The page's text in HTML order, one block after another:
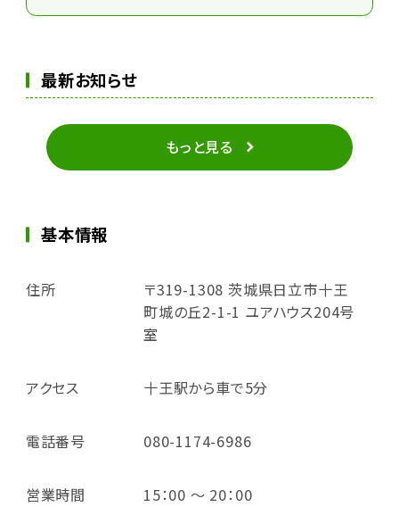
最新お知らせ
もっと見る
基本情報
住所
〒319-1308 茨城県日立市十王
町城の丘2-1-1 ユアハウス204号
室
アクセス 十王駅から車で5分
電話番号 080-1174-6986
営業時間 15：00 ～ 20：00